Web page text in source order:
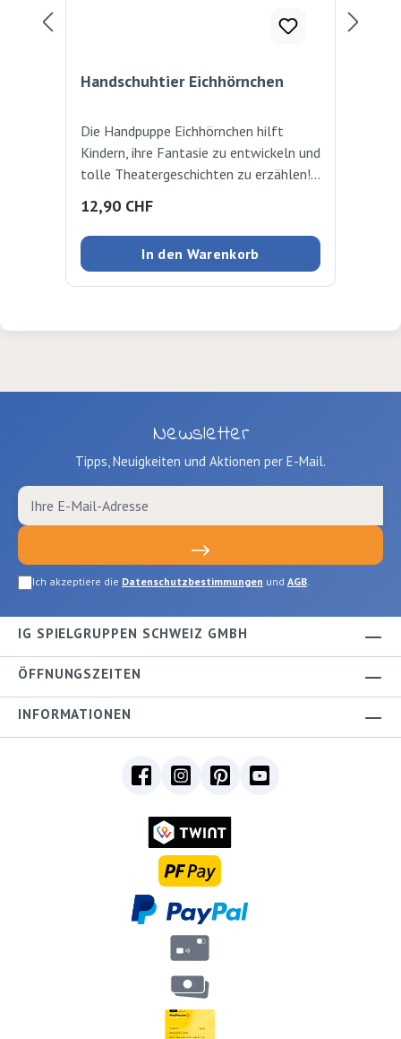
Handschuhtier Eichhörnchen
Die Handpuppe Eichhörnchen hilft
Kindern, ihre Fantasie zu entwickeln und
tolle Theatergeschichten zu erzählen!
ca. 22cm
Regulärer Preis:
12,90 CHF
In den Warenkorb
Newsletter
Tipps, Neuigkeiten und Aktionen per E-Mail.
Ich akzeptiere die Datenschutzbestimmungen und AGB.
IG SPIELGRUPPEN SCHWEIZ GMBH
ÖFFNUNGSZEITEN
INFORMATIONEN